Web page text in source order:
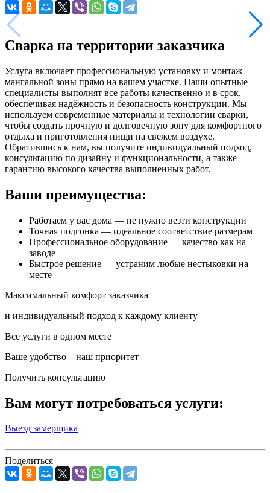
Сварка на территории заказчика
Услуга включает профессиональную установку и монтаж
мангальной зоны прямо на вашем участке. Наши опытные
специалисты выполнят все работы качественно и в срок,
обеспечивая надёжность и безопасность конструкции. Мы
используем современные материалы и технологии сварки,
чтобы создать прочную и долговечную зону для комфортного
отдыха и приготовления пищи на свежем воздухе.
Обратившись к нам, вы получите индивидуальный подход,
консультацию по дизайну и функциональности, а также
гарантию высокого качества выполненных работ.
Ваши преимущества:
Работаем у вас дома — не нужно везти конструкции
Точная подгонка — идеальное соответствие размерам
Профессиональное оборудование — качество как на
заводе
Быстрое решение — устраним любые нестыковки на
месте
Максимальный комфорт заказчика
и индивидуальный подход к каждому клиенту
Все услуги в одном месте
Ваше удобство – наш приоритет
Получить консультацию
Вам могут потребоваться услуги:
Выезд замерщика
Поделиться